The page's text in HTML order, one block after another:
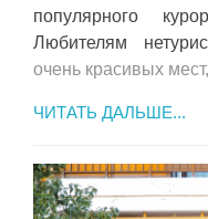
популярного
Любителям
очень красивых мест,
ЧИТАТЬ ДАЛЬШЕ...